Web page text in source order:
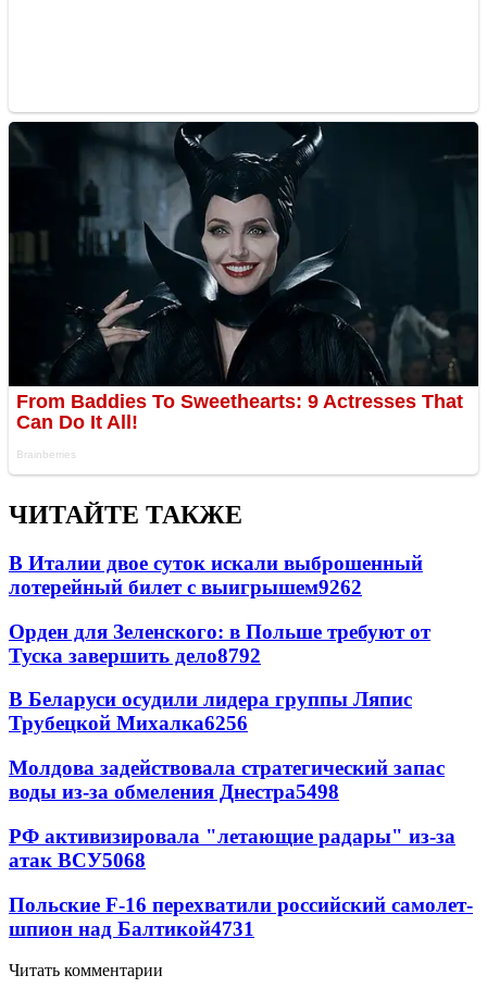
ЧИТАЙТЕ ТАКЖЕ
В Италии двое суток искали выброшенный
лотерейный билет с выигрышем9262
Орден для Зеленского: в Польше требуют от
Туска завершить дело8792
В Беларуси осудили лидера группы Ляпис
Трубецкой Михалка6256
Молдова задействовала стратегический запас
воды из-за обмеления Днестра5498
РФ активизировала "летающие радары" из-за
атак ВСУ5068
Польские F-16 перехватили российский самолет-
шпион над Балтикой4731
Читать комментарии